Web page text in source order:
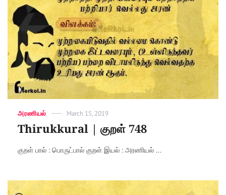
Categories
அரணியல்
Posted
March 15, 2019
Thirukkural | குறள் 748
குறள் பால் : பொருட்பால் குறள் இயல் : அரணியல் ...